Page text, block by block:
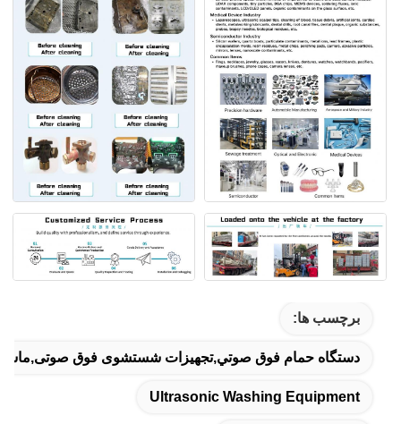
برچسب ها:
دستگاه حمام فوق صوتي,تجهیزات شستشوی فوق
Ultrasonic Washing Equipment